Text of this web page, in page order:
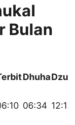
Bulan
Dhuha
06:34 12:13